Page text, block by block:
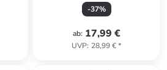
-37%
ab: 17,99 €
UVP: 28,99 €*